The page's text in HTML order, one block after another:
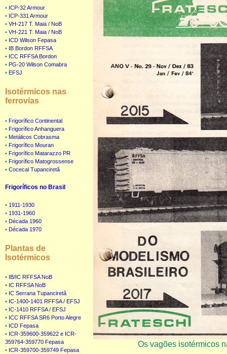
• ICP-32 Armour
• ICP-331 Armour
• VH-217 T. Maia / NoB
• VH-221 T. Maia / NoB
• ICD Wilson Fepasa
• IB Bordon RFFSA
• ICC RFFSA Bordon
• PG-20 Wilson Comabra
• EFSJ
Isotérmicos nas
ferrovias
• Frigorífico Continental
• Frigorífico Anhanguera
• Metálicos Cobrasma
• Frigorífico Mouran
• Frigorífico Matarazzo PR
• Frigorífico Matogrossense
• Cocecal Tupanciretã
Frigoríficos no Brasil
• 1911-1930
• 1931-1960
• Década 1960
• Década 1970
Plantas de
Isotérmicos
•
IB/IC RFFSA NoB
• IC RFFSA NoB
• IC Serrana Tupanciretã
• IC-1400-1401 RFFSA / EFSJ
• IC-1410 RFFSA / EFSJ
• ICC RFFSA SR6 Porto Alegre
• ICD Fepasa
• ICR-359600-359622 e ICR-
359764-359770 Fepasa
• ICR-359700-359749 Fepasa
Os vagões isotérmicos